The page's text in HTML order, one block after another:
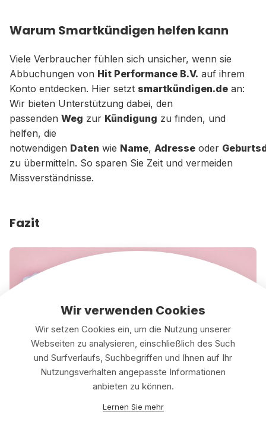
Warum Smartkündigen helfen kann
Viele Verbraucher fühlen sich unsicher, wenn sie
Abbuchungen von Hit Performance B.V. auf ihrem
Konto entdecken. Hier setzt smartkündigen.de an:
Wir bieten Unterstützung dabei, den
passenden Weg zur Kündigung zu finden, und
helfen, die
notwendigen Daten wie Name, Adresse oder
zu übermitteln. So sparen Sie Zeit und vermeiden
Missverständnisse.
Fazit
Wir verwenden Cookies
Wir setzen Cookies ein, um die Nutzung unserer
Webseiten zu analysieren, einschließlich des Such
und Surfverlaufs, Suchbegriffen und Ihnen auf Ihr
Nutzungsverhalten angepasste Informationen
anbieten zu können.
Lernen Sie mehr